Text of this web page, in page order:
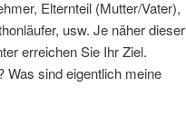
Elternteil (Mutter/Vater),
usw. Je näher dieser
erreichen Sie Ihr Ziel.
sind eigentlich meine